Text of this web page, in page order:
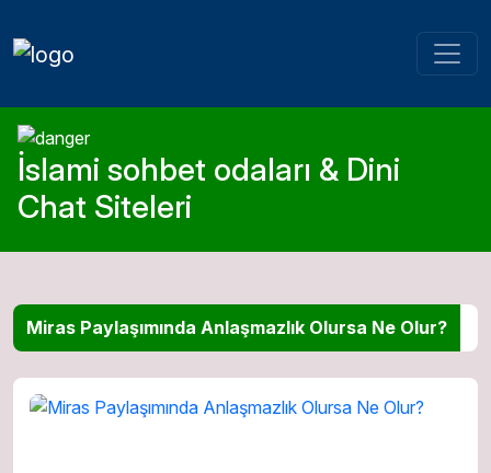
İslami sohbet odaları & Dini
Chat Siteleri
Miras Paylaşımında Anlaşmazlık Olursa Ne Olur?